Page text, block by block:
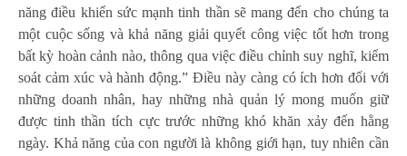
năng điều khiển sức mạnh tinh thần sẽ mang đến cho chúng ta
một cuộc sống và khả năng giải quyết công việc tốt hơn trong
bất kỳ hoàn cảnh nào, thông qua việc điều chỉnh suy nghĩ, kiểm
soát cảm xúc và hành động.” Điều này càng có ích hơn đối với
những doanh nhân, hay những nhà quản lý mong muốn giữ
được tinh thần tích cực trước những khó khăn xảy đến hằng
ngày. Khả năng của con người là không giới hạn, tuy nhiên cần